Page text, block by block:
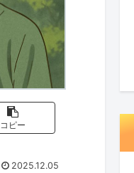
コピー
2025.12.05